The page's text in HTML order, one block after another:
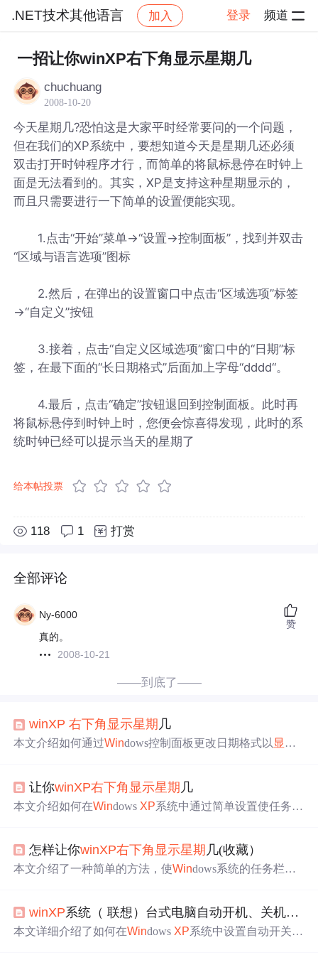
.NET技术其他语言 加入 登录 频道
社区 .NET技术其他语言 帖子详情
一招让你winXP右下角显示星期几
chuchuang
2008-10-20
今天星期几?恐怕这是大家平时经常要问的一个问题，
但在我们的XP系统中，要想知道今天是星期几还必须
双击打开时钟程序才行，而简单的将鼠标悬停在时钟上
面是无法看到的。其实，XP是支持这种星期显示的，
而且只需要进行一下简单的设置便能实现。
1.点击“开始”菜单→“设置→控制面板”，找到并双击
“区域与语言选项”图标
2.然后，在弹出的设置窗口中点击“区域选项”标签
→“自定义”按钮
3.接着，点击“自定义区域选项”窗口中的“日期”标
签，在最下面的“长日期格式”后面加上字母“dddd“。
4.最后，点击“确定”按钮退回到控制面板。此时再
将鼠标悬停到时钟上时，您便会惊喜得发现，此时的系
统时钟已经可以提示当天的星期了
给本帖投票
118 1 打赏
全部评论
Ny-6000
真的。
2008-10-21
赞
——到底了——
winXP 右下角 显示星期 几
本文介绍如何通过Windows控制面板更改日期格式以 显示
让你winXP右下角 显示星期 几
本文介绍如何在Windows XP系统中通过简单设置使任务栏
怎样让你winXP右下角 显示星期 几(收藏）
本文介绍了一种简单的方法，使Windows系统的任务栏时
winXP系统（ 联想）台式电脑自动开机、关机图文详细解（三）
本文详细介绍了如何在Windows XP系统中设置自动开关